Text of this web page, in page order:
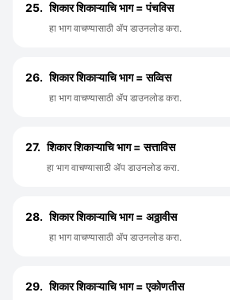
25. शिकार शिकाऱ्याचि भाग = पंचविस
हा भाग वाचण्यासाठी ॲप डाउनलोड करा.
26. शिकार शिकाऱ्याचि भाग = सव्विस
हा भाग वाचण्यासाठी ॲप डाउनलोड करा.
27. शिकार शिकाऱ्याचि भाग = सत्ताविस
हा भाग वाचण्यासाठी ॲप डाउनलोड करा.
28. शिकार शिकाऱ्याचि भाग = अठ्ठावीस
हा भाग वाचण्यासाठी ॲप डाउनलोड करा.
29. शिकार शिकाऱ्याचि भाग = एकोणतीस